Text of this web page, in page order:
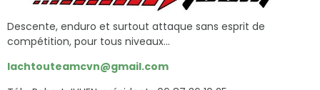
Descente, enduro et surtout attaque sans esprit de
compétition, pour tous niveaux…
lachtouteamcvn@gmail.com